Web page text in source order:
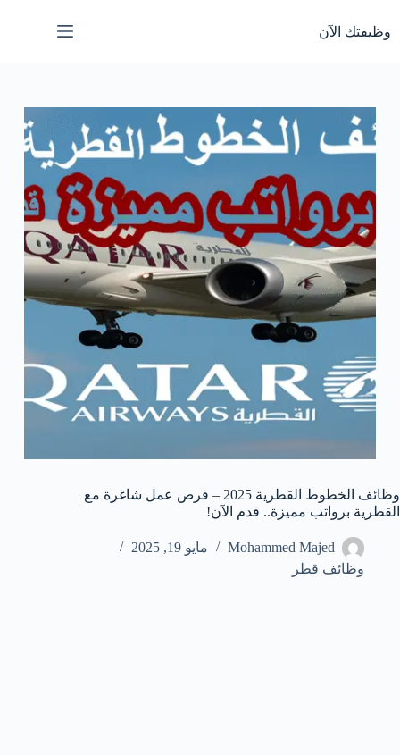
المحتوى
وظيفتك الآن
وظائف الخطوط القطرية 2025 – فرص عمل شاغرة مع
القطرية برواتب مميزة.. قدم الآن!
Mohammed Majed
مايو 19, 2025
وظائف قطر